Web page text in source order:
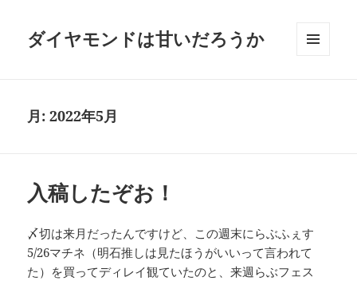
ダイヤモンドは甘いだろうか
月:2022年5月
入稿したぞお！
〆切は来月だったんですけど、この週末にらぶふぇす
5/26マチネ（明石推しは見たほうがいいって言われて
た）を買ってディレイ観ていたのと、来週らぶフェス